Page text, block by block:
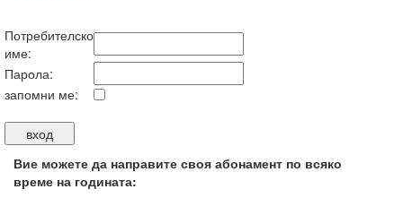
Потребителско
име:
Парола:
запомни ме:
Вие можете да направите своя абонамент по всяко
време на годината: